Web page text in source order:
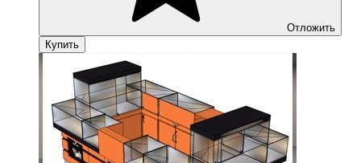
Отложить
Купить